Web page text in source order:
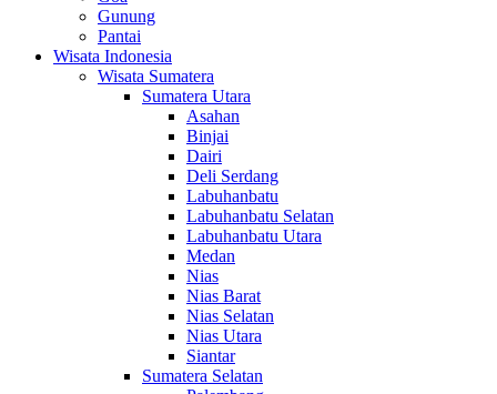
Gunung
Pantai
Wisata Indonesia
Wisata Sumatera
Sumatera Utara
Asahan
Binjai
Dairi
Deli Serdang
Labuhanbatu
Labuhanbatu Selatan
Labuhanbatu Utara
Medan
Nias
Nias Barat
Nias Selatan
Nias Utara
Siantar
Sumatera Selatan